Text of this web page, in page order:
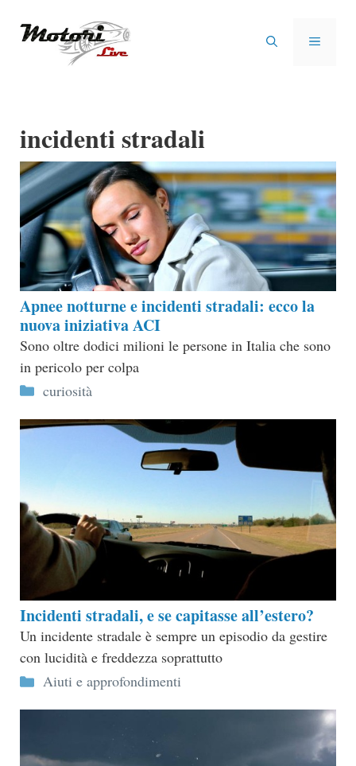
MENU
incidenti stradali
Apnee notturne e incidenti stradali: ecco la
nuova iniziativa ACI
Sono oltre dodici milioni le persone in Italia che sono
in pericolo per colpa
Categorie
curiosità
Incidenti stradali, e se capitasse all’estero?
Un incidente stradale è sempre un episodio da gestire
con lucidità e freddezza soprattutto
Categorie
Aiuti e approfondimenti